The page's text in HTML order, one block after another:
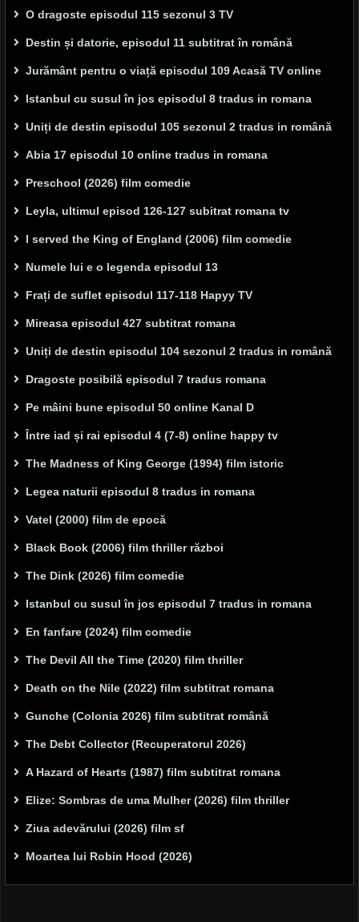
O dragoste episodul 115 sezonul 3 TV
Destin și datorie, episodul 11 subtitrat în română
Jurământ pentru o viață episodul 109 Acasă TV online
Istanbul cu susul în jos episodul 8 tradus in romana
Uniți de destin episodul 105 sezonul 2 tradus in română
Abia 17 episodul 10 online tradus in romana
Preschool (2026) film comedie
Leyla, ultimul episod 126-127 subitrat romana tv
I served the King of England (2006) film comedie
Numele lui e o legenda episodul 13
Frați de suflet episodul 117-118 Hapyy TV
Mireasa episodul 427 subtitrat romana
Uniți de destin episodul 104 sezonul 2 tradus in română
Dragoste posibilă episodul 7 tradus romana
Pe mâini bune episodul 50 online Kanal D
Între iad și rai episodul 4 (7-8) online happy tv
The Madness of King George (1994) film istoric
Legea naturii episodul 8 tradus in romana
Vatel (2000) film de epocă
Black Book (2006) film thriller război
The Dink (2026) film comedie
Istanbul cu susul în jos episodul 7 tradus in romana
En fanfare (2024) film comedie
The Devil All the Time (2020) film thriller
Death on the Nile (2022) film subtitrat romana
Gunche (Colonia 2026) film subtitrat română
The Debt Collector (Recuperatorul 2026)
A Hazard of Hearts (1987) film subtitrat romana
Elize: Sombras de uma Mulher (2026) film thriller
Ziua adevărului (2026) film sf
Moartea lui Robin Hood (2026)